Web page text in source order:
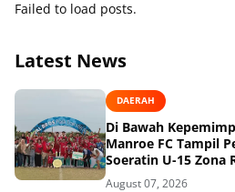
Failed to load posts.
Latest News
DAERAH
Di Bawah
Manroe FC Tampil
Soeratin U-15 Zona
August 07, 2026